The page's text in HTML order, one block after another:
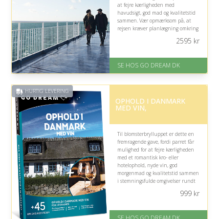
at fejre kærligheden med
havudsigt, god mad og kvalitetstid
sammen. Vær opmærksom på, at
rejsen kræver planlægning omkring
På lager
Levering: E-gavekort kan leveres
2595 kr
SE HOS GO DREAM DK
HURTIG LEVERING
OPHOLD I DANMARK
MED VIN,
Til blomsterbrylluppet er dette en
fremragende gave, fordi parret får
mulighed for at fejre kærligheden
med et romantisk kro- eller
hotelophold, nyde vin, god
morgenmad og kvalitetstid sammen
i stemningsfulde omgivelser rundt
999kr